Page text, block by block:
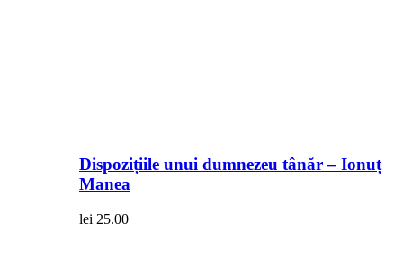
Dispozițiile unui dumnezeu tânăr – Ionuț
Manea
lei 25.00